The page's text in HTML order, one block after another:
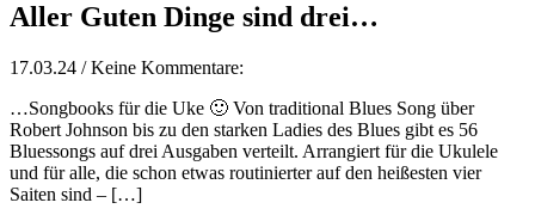
Aller Guten Dinge sind drei…
17.03.24 / Keine Kommentare:
…Songbooks für die Uke 🙂 Von traditional Blues Song über
Robert Johnson bis zu den starken Ladies des Blues gibt es 56
Bluessongs auf drei Ausgaben verteilt. Arrangiert für die Ukulele
und für alle, die schon etwas routinierter auf den heißesten vier
Saiten sind – […]